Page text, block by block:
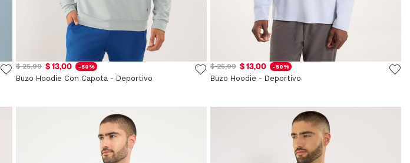
$ 25,99 $ 13,00 -50%
Buzo Hoodie Con Capota - Deportivo
$ 25,99 $ 13,00 -50%
Buzo Hoodie - Deportivo